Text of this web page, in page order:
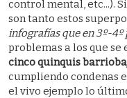
control mental, etc...).
son tanto estos
infografías que en 3º-4º
problemas a los que
cinco quinquis
cumpliendo condenas
el vivo ejemplo lo